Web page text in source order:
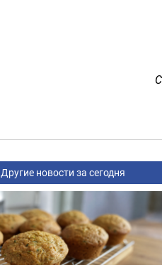
Другие новости за сегодня